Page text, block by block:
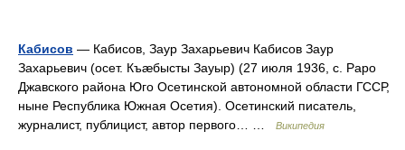
Кабисов — Кабисов, Заур Захарьевич Кабисов Заур
Захарьевич (осет. Къæбысты Зауыр) (27 июля 1936, с. Раро
Джавского района Юго Осетинской автономной области ГССР,
ныне Республика Южная Осетия). Осетинский писатель,
журналист, публицист, автор первого… …
Википедия